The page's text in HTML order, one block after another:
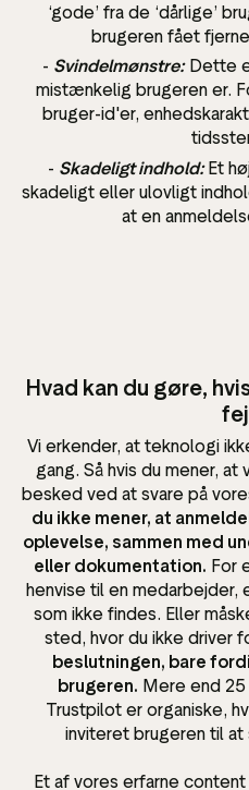
‘gode’ fra de ‘dårlige’
brugeren fået
- Svindelmønstre: Dette
mistænkelig brugeren er.
bruger-id'er,
- Skadeligt indhold: Et
skadeligt eller ulovligt
at en
Hvad kan du gøre,
Vi erkender, at teknologi
gang. Så hvis du mener,
besked ved at svare på
du ikke mener, at
oplevelse, sammen med
eller dokumentation. For
henvise til en medarbejder,
som ikke findes. Eller
sted, hvor du ikke driver
beslutningen, bare
brugeren. Mere end 25
Trustpilot er organiske,
inviteret brugeren til at
Et af vores erfarne